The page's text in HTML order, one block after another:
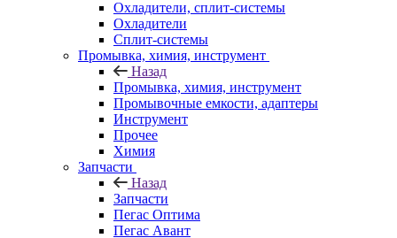
Охладители, сплит-системы
Охладители
Сплит-системы
Промывка, химия, инструмент
Назад
Промывка, химия, инструмент
Промывочные емкости, адаптеры
Инструмент
Прочее
Химия
Запчасти
Назад
Запчасти
Пегас Оптима
Пегас Авант